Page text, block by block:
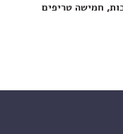
חמישה טריפים